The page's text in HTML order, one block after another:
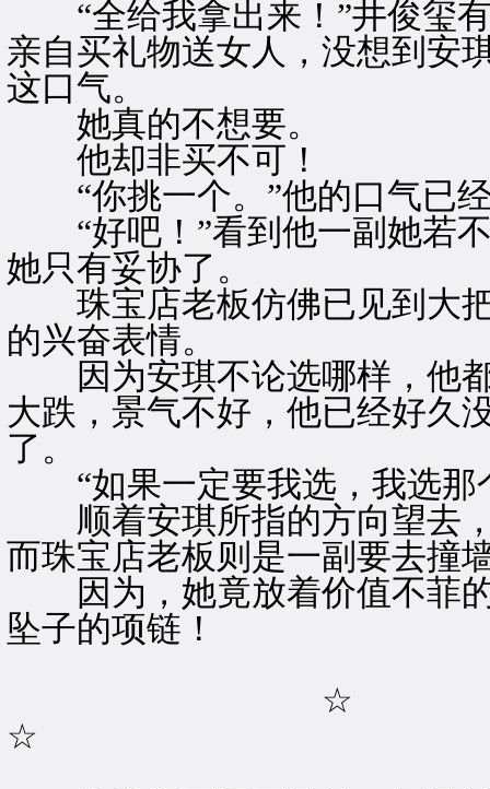
“全给我拿出来！”井俊玺有
亲自买礼物送女人，没想到安
这口气。
她真的不想要。
他却非买不可！
“你挑一个。”他的口气已经
“好吧！”看到他一副她若不
她只有妥协了。
珠宝店老板仿佛已见到大把
的兴奋表情。
因为安琪不论选哪样，他都
大跌，景气不好，他已经好久
了。
“如果一定要我选，我选那
顺着安琪所指的方向望去，
而珠宝店老板则是一副要去撞
因为，她竟放着价值不菲的
坠子的项链！
☆
☆